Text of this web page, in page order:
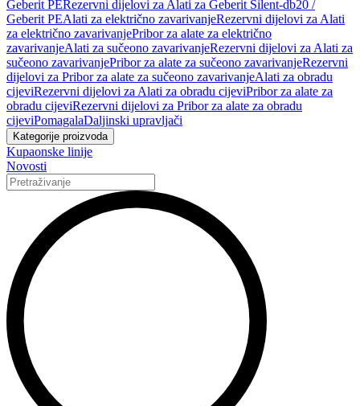
Geberit PERezervni dijelovi za Alati za Geberit Silent-db20 /
Geberit PEAlati za električno zavarivanjeRezervni dijelovi za Alati
za električno zavarivanjePribor za alate za električno
zavarivanjeAlati za sučeono zavarivanjeRezervni dijelovi za Alati za
sučeono zavarivanjePribor za alate za sučeono zavarivanjeRezervni
dijelovi za Pribor za alate za sučeono zavarivanjeAlati za obradu
cijeviRezervni dijelovi za Alati za obradu cijeviPribor za alate za
obradu cijeviRezervni dijelovi za Pribor za alate za obradu
cijeviPomagalaDaljinski upravljači
Kategorije proizvoda
Kupaonske linije
Novosti